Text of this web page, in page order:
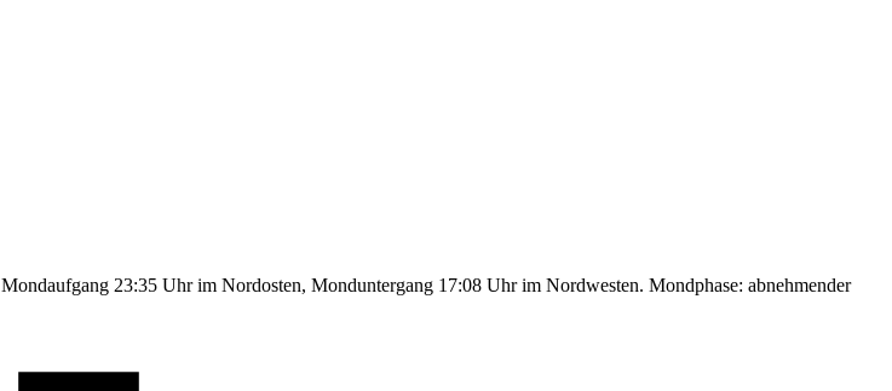
23:35 Uhr im Nordosten, Monduntergang 17:08 Uhr im Nordwesten. Mondphase: abnehmender